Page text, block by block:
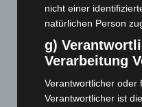
5. August 2026
nicht einer
natürlichen Person
g)
Verarbeitung
Verantwortlicher oder
Verantwortlicher ist